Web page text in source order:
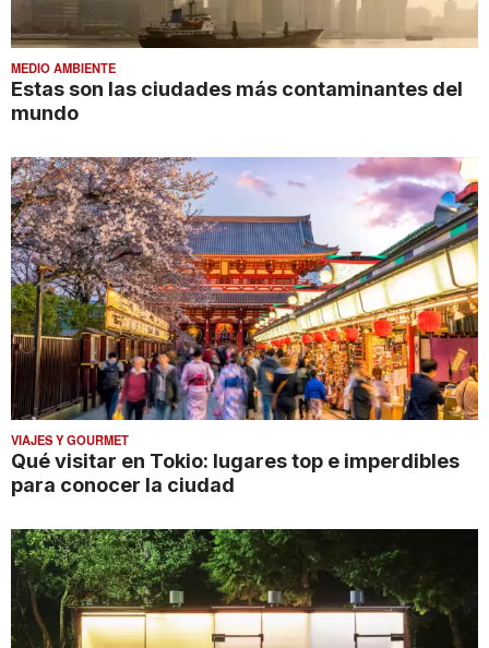
MEDIO AMBIENTE
Estas son las ciudades más contaminantes del
mundo
VIAJES Y GOURMET
Qué visitar en Tokio: lugares top e imperdibles
para conocer la ciudad